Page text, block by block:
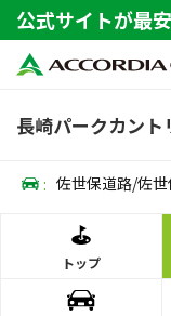
公式サイトが最
長崎パークカント
: 佐世保道路/佐
トップ